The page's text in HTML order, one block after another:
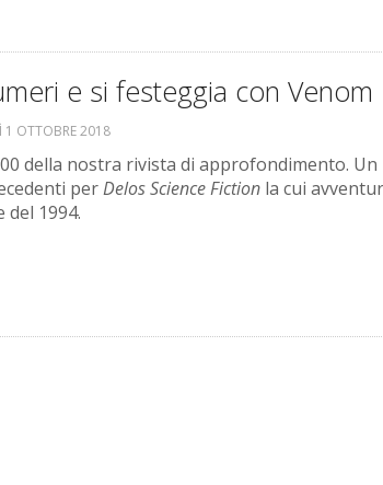
e si festeggia con Venom
1 OTTOBRE 2018
della nostra rivista di approfondimento. Un
perDelos Science Fiction la cui
del 1994.